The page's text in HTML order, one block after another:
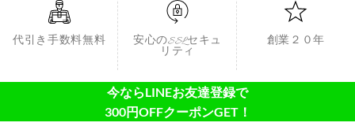
代引き手数料無料
安心のSSLセキュ
リティ
創業２０年
今ならLINEお友達登録で
300円OFFクーポンGET！